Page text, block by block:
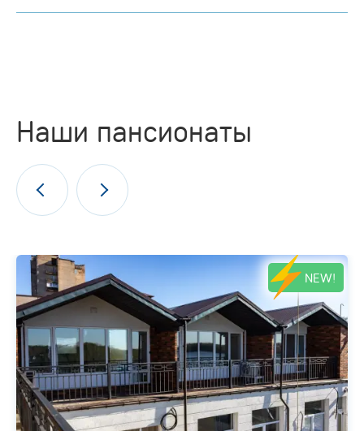
Наши пансионаты
NEW!